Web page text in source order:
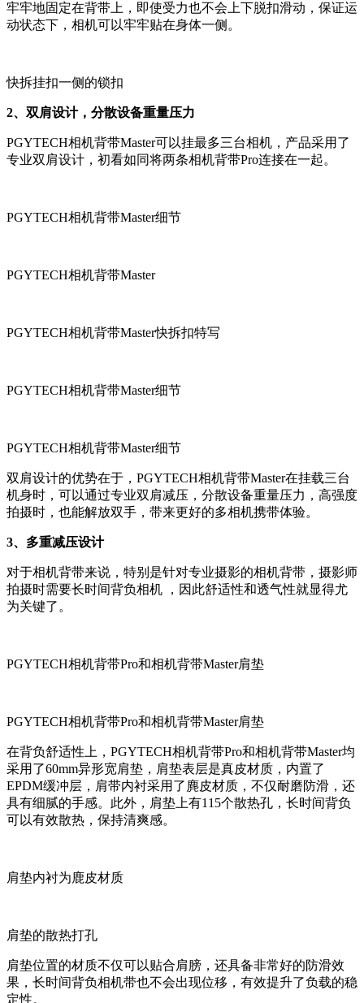
牢牢地固定在背带上，即使受力也不会上下脱扣滑动，保证运
动状态下，相机可以牢牢贴在身体一侧。
快拆挂扣一侧的锁扣
2、双肩设计，分散设备重量压力
PGYTECH相机背带Master可以挂最多三台相机，产品采用了
专业双肩设计，初看如同将两条相机背带Pro连接在一起。
PGYTECH相机背带Master细节
PGYTECH相机背带Master
PGYTECH相机背带Master快拆扣特写
PGYTECH相机背带Master细节
PGYTECH相机背带Master细节
双肩设计的优势在于，PGYTECH相机背带Master在挂载三台
机身时，可以通过专业双肩减压，分散设备重量压力，高强度
拍摄时，也能解放双手，带来更好的多相机携带体验。
3、多重减压设计
对于相机背带来说，特别是针对专业摄影的相机背带，摄影师
拍摄时需要长时间背负相机 ，因此舒适性和透气性就显得尤
为关键了。
PGYTECH相机背带Pro和相机背带Master肩垫
PGYTECH相机背带Pro和相机背带Master肩垫
在背负舒适性上，PGYTECH相机背带Pro和相机背带Master均
采用了60mm异形宽肩垫，肩垫表层是真皮材质，内置了
EPDM缓冲层，肩带内衬采用了麂皮材质，不仅耐磨防滑，还
具有细腻的手感。此外，肩垫上有115个散热孔，长时间背负
可以有效散热，保持清爽感。
肩垫内衬为鹿皮材质
肩垫的散热打孔
肩垫位置的材质不仅可以贴合肩膀，还具备非常好的防滑效
果，长时间背负相机带也不会出现位移，有效提升了负载的稳
定性。